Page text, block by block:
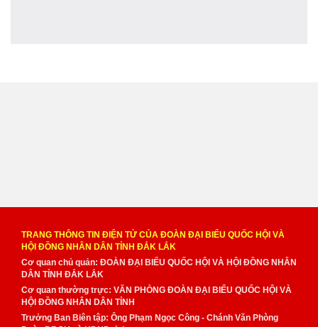
TRANG THÔNG TIN ĐIỆN TỬ CỦA ĐOÀN ĐẠI BIỂU QUỐC HỘI VÀ
HỘI ĐỒNG NHÂN DÂN TỈNH ĐẮK LẮK
Cơ quan chủ quản: ĐOÀN ĐẠI BIỂU QUỐC HỘI VÀ HỘI ĐỒNG NHÂN
DÂN TỈNH ĐẮK LẮK
Cơ quan thường trực: VĂN PHÒNG ĐOÀN ĐẠI BIỂU QUỐC HỘI VÀ
HỘI ĐỒNG NHÂN DÂN TỈNH
Trưởng Ban Biên tập: Ông Phạm Ngọc Công - Chánh Văn Phòng